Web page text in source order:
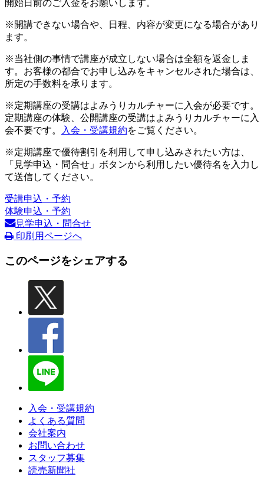
開始日前のご入金をお願いします。
※開講できない場合や、日程、内容が変更になる場合があり
ます。
※当社側の事情で講座が成立しない場合は全額を返金しま
す。お客様の都合でお申し込みをキャンセルされた場合は、
所定の手数料を承ります。
※定期講座の受講はよみうりカルチャーに入会が必要です。
定期講座の体験、公開講座の受講はよみうりカルチャーに入
会不要です。
入会・受講規約をご覧ください。
※定期講座で優待割引を利用して申し込みされたい方は、
「見学申込・問合せ」ボタンから利用したい優待名を入力し
て送信してください。
受講申込・予約
体験申込・予約
見学申込・問合せ
印刷用ページへ
このページをシェアする
入会・受講規約
よくある質問
会社案内
お問い合わせ
スタッフ募集
読売新聞社